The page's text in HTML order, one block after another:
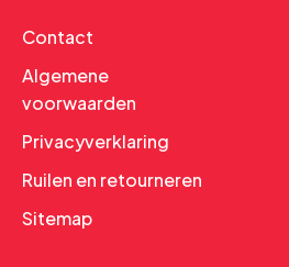
Contact
Algemene
voorwaarden
Privacyverklaring
Ruilen en retourneren
Sitemap